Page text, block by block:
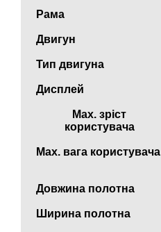
Рама
Двигун
Тип двигуна
Дисплей
Max. зріст
користувача
Max. вага користувача
Довжина полотна
Ширина полотна